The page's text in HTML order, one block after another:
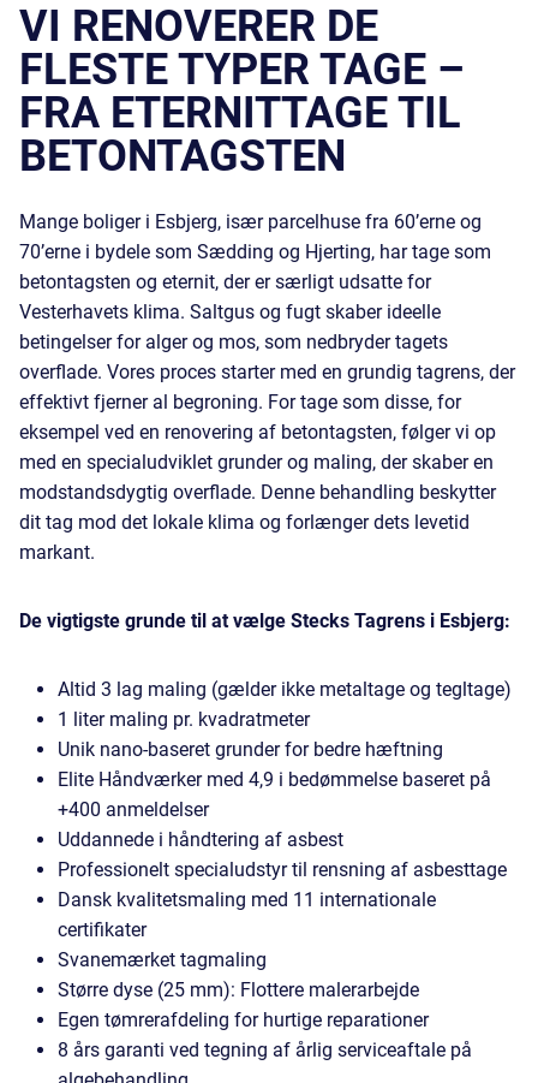
VI RENOVERER DE
FLESTE TYPER TAGE –
FRA ETERNITTAGE TIL
BETONTAGSTEN
Mange boliger i Esbjerg, især parcelhuse fra 60’erne og
70’erne i bydele som Sædding og Hjerting, har tage som
betontagsten og eternit, der er særligt udsatte for
Vesterhavets klima. Saltgus og fugt skaber ideelle
betingelser for alger og mos, som nedbryder tagets
overflade. Vores proces starter med en grundig tagrens, der
effektivt fjerner al begroning. For tage som disse, for
eksempel ved en renovering af betontagsten, følger vi op
med en specialudviklet grunder og maling, der skaber en
modstandsdygtig overflade. Denne behandling beskytter
dit tag mod det lokale klima og forlænger dets levetid
markant.
De vigtigste grunde til at vælge Stecks Tagrens i Esbjerg:
Altid 3 lag maling (gælder ikke metaltage og tegltage)
1 liter maling pr. kvadratmeter
Unik nano-baseret grunder for bedre hæftning
Elite Håndværker med 4,9 i bedømmelse baseret på
+400 anmeldelser
Uddannede i håndtering af asbest
Professionelt specialudstyr til rensning af asbesttage
Dansk kvalitetsmaling med 11 internationale
certifikater
Svanemærket tagmaling
Større dyse (25 mm): Flottere malerarbejde
Egen tømrerafdeling for hurtige reparationer
8 års garanti ved tegning af årlig serviceaftale på